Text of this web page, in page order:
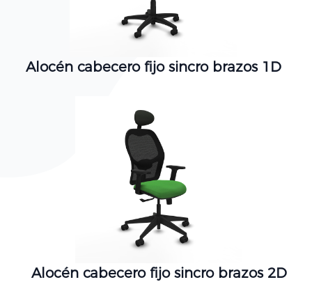
Alocén cabecero fijo sincro brazos 1D
Alocén cabecero fijo sincro brazos 2D